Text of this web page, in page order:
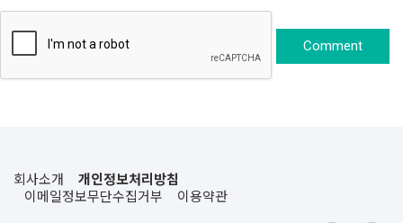
회사소개
개인정보처리방침
이메일정보무단수집거부
이용약관